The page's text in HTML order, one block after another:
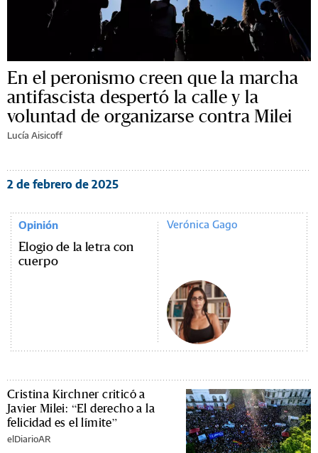
En el peronismo creen que la marcha
antifascista despertó la calle y la
voluntad de organizarse contra Milei
Lucía Aisicoff
2 de febrero de 2025
Opinión
Elogio de la letra con
cuerpo
Verónica Gago
Cristina Kirchner criticó a
Javier Milei: “El derecho a la
felicidad es el límite”
elDiarioAR